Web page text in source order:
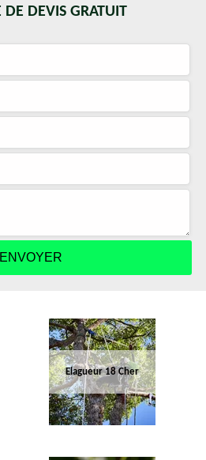
DEVIS GRATUIT
Elagueur 18 Cher